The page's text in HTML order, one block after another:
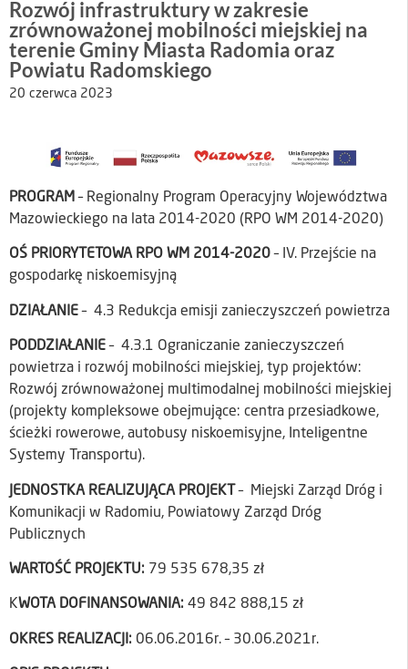
Rozwój infrastruktury w zakresie
zrównoważonej mobilności miejskiej na
terenie Gminy Miasta Radomia oraz
Powiatu Radomskiego
20 czerwca 2023
PROGRAM– Regionalny Program Operacyjny Województwa
Mazowieckiego na lata 2014-2020 (RPO WM 2014-2020)
OŚ PRIORYTETOWA RPO WM 2014-2020– IV. Przejście na
gospodarkę niskoemisyjną
DZIAŁANIE– 4.3 Redukcja emisji zanieczyszczeń powietrza
PODDZIAŁANIE– 4.3.1 Ograniczanie zanieczyszczeń
powietrza i rozwój mobilności miejskiej, typ projektów:
Rozwój zrównoważonej multimodalnej mobilności miejskiej
(projekty kompleksowe obejmujące: centra przesiadkowe,
ścieżki rowerowe, autobusy niskoemisyjne, Inteligentne
Systemy Transportu).
JEDNOSTKA REALIZUJĄCA PROJEKT– Miejski Zarząd Dróg i
Komunikacji w Radomiu, Powiatowy Zarząd Dróg
Publicznych
WARTOŚĆ PROJEKTU: 79 535 678,35 zł
KWOTA DOFINANSOWANIA: 49 842 888,15 zł
OKRES REALIZACJI: 06.06.2016r. – 30.06.2021r.